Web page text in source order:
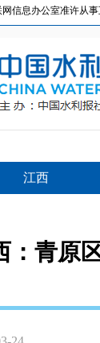
网信息办公室准许从
江西
：青原